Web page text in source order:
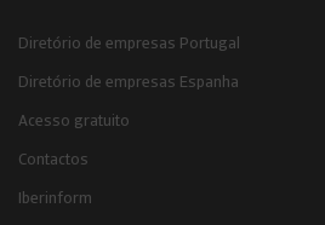
Diretório de empresas Portugal
Diretório de empresas Espanha
Acesso gratuito
Contactos
Iberinform